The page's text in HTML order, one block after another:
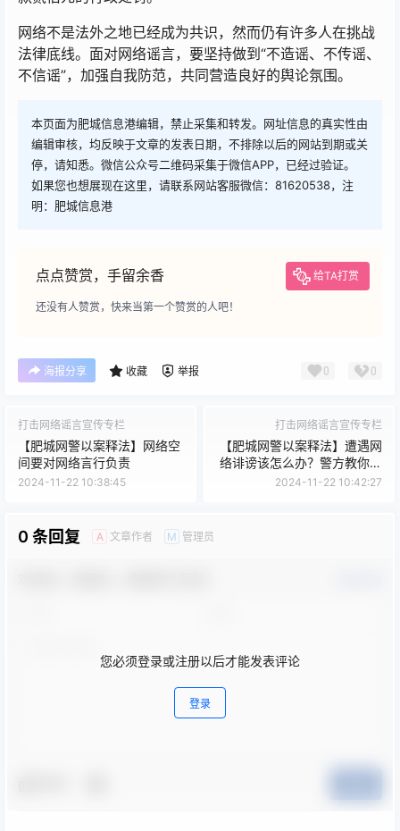
网络不是法外之地已经成为共识，然而仍有许多人在挑战
法律底线。面对网络谣言，要坚持做到“不造谣、不传谣、
不信谣”，加强自我防范，共同营造良好的舆论氛围。
本页面为肥城信息港编辑，禁止采集和转发。网址信息的真实性由
编辑审核，均反映于文章的发表日期，不排除以后的网站到期或关
停，请知悉。微信公众号二维码采集于微信APP，已经过验证。
如果您也想展现在这里，请联系网站客服微信：81620538，注
明：肥城信息港
点点赞赏，手留余香 给TA打赏
还没有人赞赏，快来当第一个赞赏的人吧！
海报分享 收藏 举报 0 0
打击网络谣言宣传专栏
【肥城网警以案释法】网络空
间要对网络言行负责
2024-11-22 10:38:45
打击网络谣言宣传专栏
【肥城网警以案释法】遭遇网
络诽谤该怎么办？警方教你这
样维权！
2024-11-22 10:42:27
0 条回复 A 文章作者 M 管理员
您必须登录或注册以后才能发表评论
登录